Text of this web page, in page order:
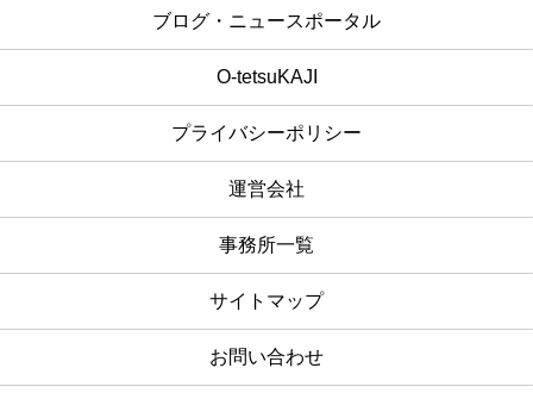
ブログ・ニュースポータル
O-tetsuKAJI
プライバシーポリシー
運営会社
事務所一覧
サイトマップ
お問い合わせ